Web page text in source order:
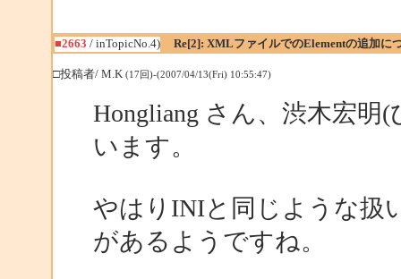
■2663 / inTopicNo.4) Re[2]: XMLファイルでのElementの追加に
□投稿者/ M.K (17回)-(2007/04/13(Fri) 10:55:47)
Hongliang さん、渋木宏
います。
やはりINIと同じような扱
があるようですね。